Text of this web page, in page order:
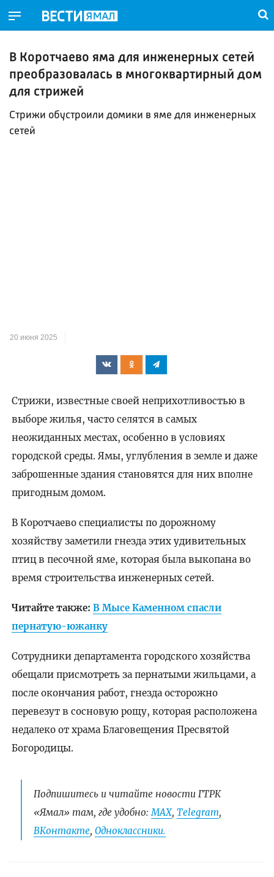
В Коротчаево яма для инженерных сетей
преобразовалась в многоквартирный дом
для стрижей
Стрижи обустроили домики в яме для инженерных
сетей
20 июня 2025
Стрижи, известные своей неприхотливостью в
выборе жилья, часто селятся в самых
неожиданных местах, особенно в условиях
городской среды. Ямы, углубления в земле и даже
заброшенные здания становятся для них вполне
пригодным домом.
В Коротчаево специалисты по дорожному
хозяйству заметили гнезда этих удивительных
птиц в песочной яме, которая была выкопана во
время строительства инженерных сетей.
Читайте также: В Мысе Каменном спасли
пернатую-южанку
Сотрудники департамента городского хозяйства
обещали присмотреть за пернатыми жильцами, а
после окончания работ, гнезда осторожно
перевезут в сосновую рощу, которая расположена
недалеко от храма Благовещения Пресвятой
Богородицы.
Подпишитесь и читайте новости ГТРК
«Ямал» там, где удобно: МАХ, Telegram,
ВКонтакте, Одноклассники.